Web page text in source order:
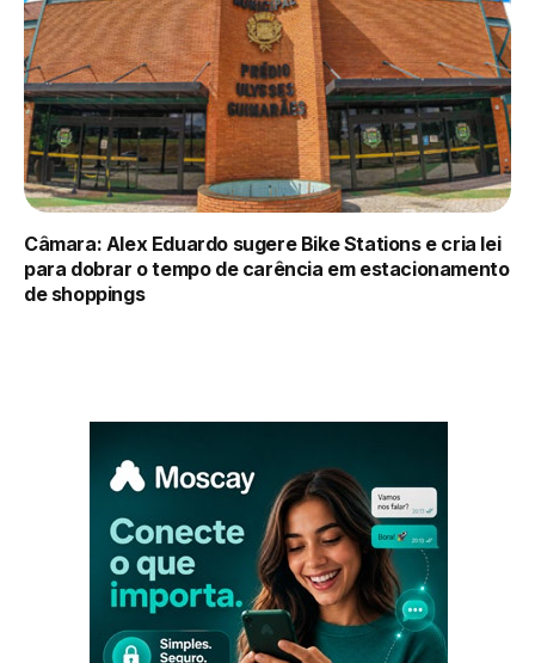
Câmara: Alex Eduardo sugere Bike Stations e cria lei
para dobrar o tempo de carência em estacionamento
de shoppings